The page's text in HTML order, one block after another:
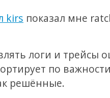
kirs показал мне
логи и трейсы
по
решённые.